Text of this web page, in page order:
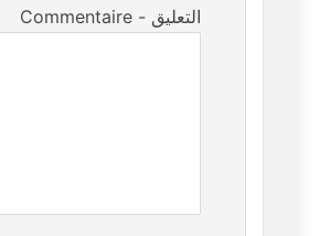
Commentaire - التعليق